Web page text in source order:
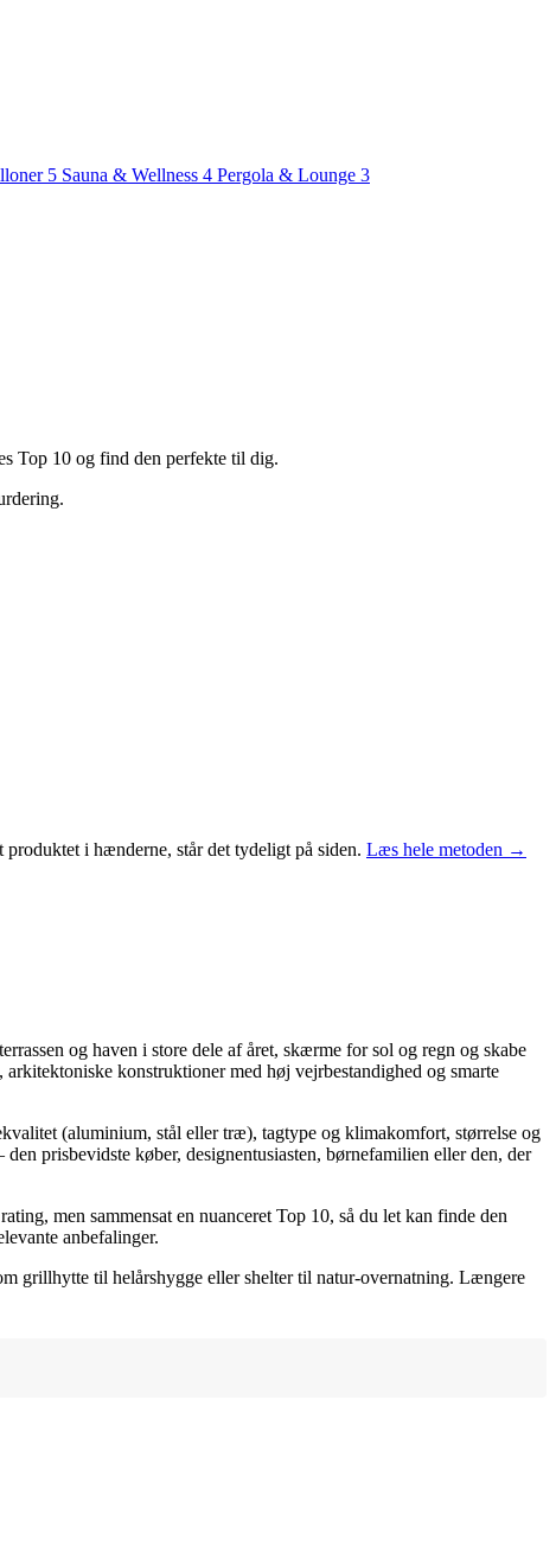
5 Sauna & Wellness 4 Pergola & Lounge 3
Top 10 og find den perfekte til dig.
i hænderne, står det tydeligt på siden. Læs hele metoden →
og haven i store dele af året, skærme for sol og regn og skabe
konstruktioner med høj vejrbestandighed og smarte
(aluminium, stål eller træ), tagtype og klimakomfort, størrelse og
prisbevidste køber, designentusiasten, børnefamilien eller den, der
men sammensat en nuanceret Top 10, så du let kan finde den
anbefalinger.
grillhytte til helårshygge eller shelter til natur-overnatning. Længere